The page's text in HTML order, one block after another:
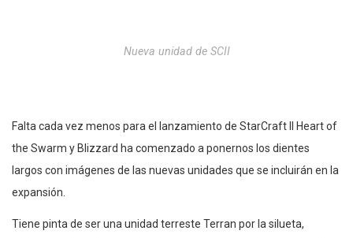
Nueva unidad de SCII
Falta cada vez menos para el lanzamiento de StarCraft II Heart of
the Swarm y Blizzard ha comenzado a ponernos los dientes
largos con imágenes de las nuevas unidades que se incluirán en la
expansión.
Tiene pinta de ser una unidad terreste Terran por la silueta,